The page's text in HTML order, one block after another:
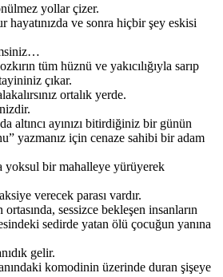
yollar çizer.
hayatınızda ve sonra hiçbir şey eskisi
tüm hüznü ve yakıcılığıyla sarıp
çıkar.
ortalık yerde.
altıncı ayınızı bitirdiğiniz bir günün
yazmanız için cenaze sahibi bir adam
yoksul bir mahalleye yürüyerek
verecek parası vardır.
sessizce bekleşen insanların
sedirde yatan ölü çocuğun yanına
gelir.
komodinin üzerinde duran şişeye